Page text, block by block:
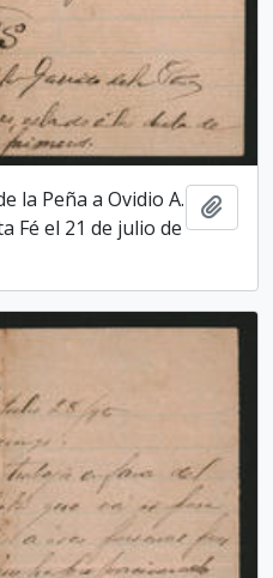
la Peña a Ovidio A.
Fé el 21 de julio de